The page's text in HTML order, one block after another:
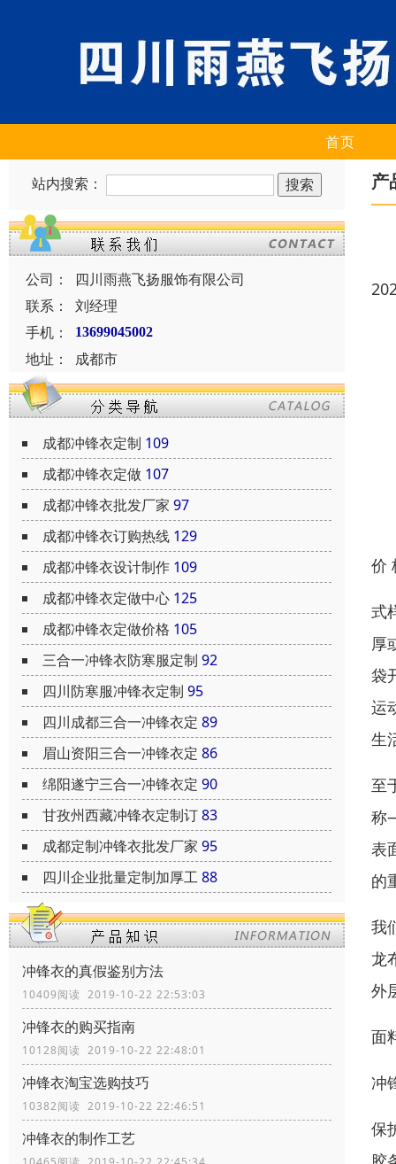
首页
站内搜索：
公司：
四川雨燕飞扬服饰有限公司
联系：
刘经理
手机：
13699045002
地址： 成都市
成都冲锋衣定制 109
成都冲锋衣定做 107
成都冲锋衣批发厂家 97
成都冲锋衣订购热线 129
成都冲锋衣设计制作 109
成都冲锋衣定做中心 125
成都冲锋衣定做价格 105
三合一冲锋衣防寒服定制 92
四川防寒服冲锋衣定制 95
四川成都三合一冲锋衣定 89
眉山资阳三合一冲锋衣定 86
绵阳遂宁三合一冲锋衣定 90
甘孜州西藏冲锋衣定制订83
成都定制冲锋衣批发厂家 95
四川企业批量定制加厚工88
冲锋衣的真假鉴别方法
10409阅读 2019-10-22 22:53:03
冲锋衣的购买指南
10128阅读 2019-10-22 22:48:01
冲锋衣淘宝选购技巧
10382阅读 2019-10-22 22:46:51
冲锋衣的制作工艺
产
价
式
厚
袋
运
生
至
称
表
的
我
龙
外
面
冲
保